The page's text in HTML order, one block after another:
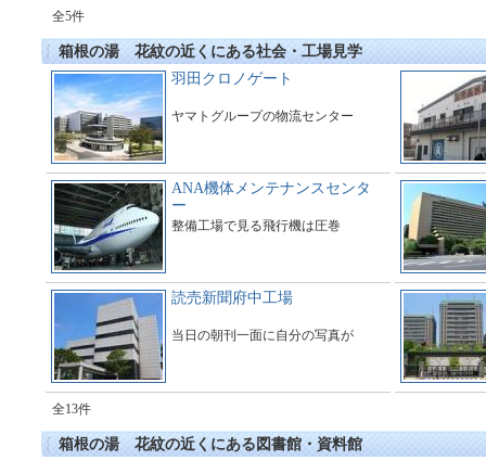
全5件
箱根の湯 花紋の近くにある社会・工場見学
羽田クロノゲート
ヤマトグループの物流センター
ANA機体メンテナンスセンタ
ー
整備工場で見る飛行機は圧巻
読売新聞府中工場
当日の朝刊一面に自分の写真が
全13件
箱根の湯 花紋の近くにある図書館・資料館